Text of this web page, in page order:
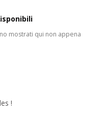
mostrati qui non appena
!